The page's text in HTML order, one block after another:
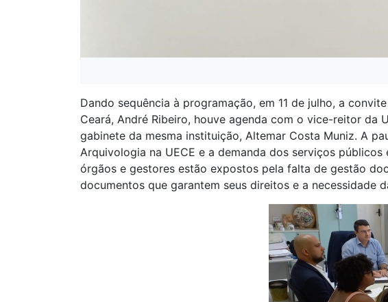
Dando sequência à programação, em 11 de julho, a
Ceará, André Ribeiro, houve agenda com o vice-reitor da
gabinete da mesma instituição, Altemar Costa Muniz. A
Arquivologia na UECE e a demanda dos serviços
órgãos e gestores estão expostos pela falta de gestão
documentos que garantem seus direitos e a necessidade